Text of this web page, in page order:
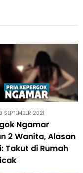
SEPTEMBER 2021
Ngamar
2 Wanita, Alasan
Takut di Rumah